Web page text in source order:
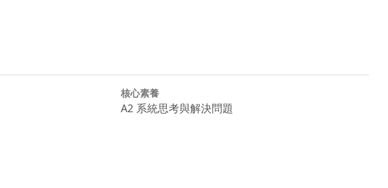
核心素養
A2 系統思考與解決問題